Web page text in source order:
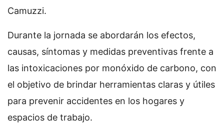
Camuzzi.
Durante la jornada se abordarán los efectos,
causas, síntomas y medidas preventivas frente a
las intoxicaciones por monóxido de carbono, con
el objetivo de brindar herramientas claras y útiles
para prevenir accidentes en los hogares y
espacios de trabajo.